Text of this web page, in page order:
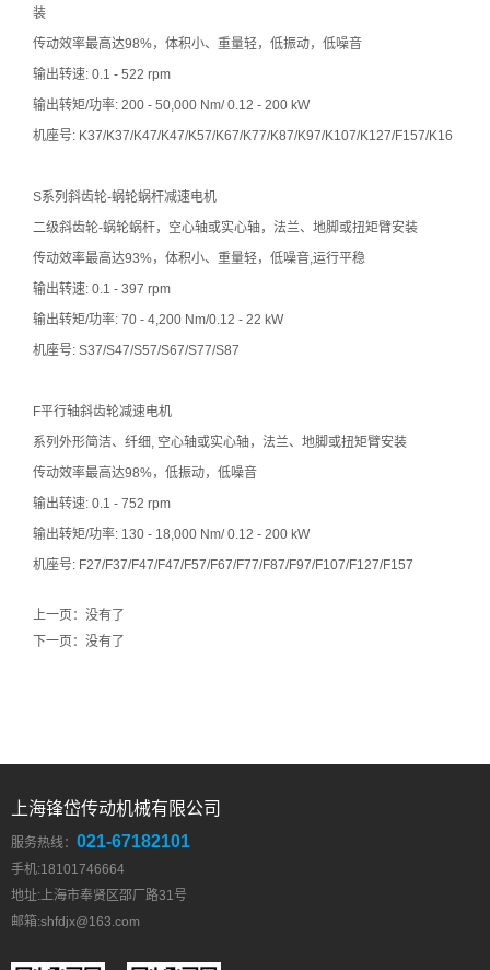
装
传动效率最高达98%，体积小、重量轻，低振动，低噪音
输出转速: 0.1 - 522 rpm
输出转矩/功率: 200 - 50,000 Nm/ 0.12 - 200 kW
机座号: K37/K37/K47/K47/K57/K67/K77/K87/K97/K107/K127/F157/K16
S系列斜齿轮-蜗轮蜗杆减速电机
二级斜齿轮-蜗轮蜗杆，空心轴或实心轴，法兰、地脚或扭矩臂安装
传动效率最高达93%，体积小、重量轻，低噪音,运行平稳
输出转速: 0.1 - 397 rpm
输出转矩/功率: 70 - 4,200 Nm/0.12 - 22 kW
机座号: S37/S47/S57/S67/S77/S87
F平行轴斜齿轮减速电机
系列外形简洁、纤细, 空心轴或实心轴，法兰、地脚或扭矩臂安装
传动效率最高达98%，低振动，低噪音
输出转速: 0.1 - 752 rpm
输出转矩/功率: 130 - 18,000 Nm/ 0.12 - 200 kW
机座号: F27/F37/F47/F47/F57/F67/F77/F87/F97/F107/F127/F157
上一页：没有了
下一页：没有了
上海锋岱传动机械有限公司
服务热线： 021-67182101
手机:18101746664
地址:上海市奉贤区邵厂路31号
邮箱:shfdjx@163.com